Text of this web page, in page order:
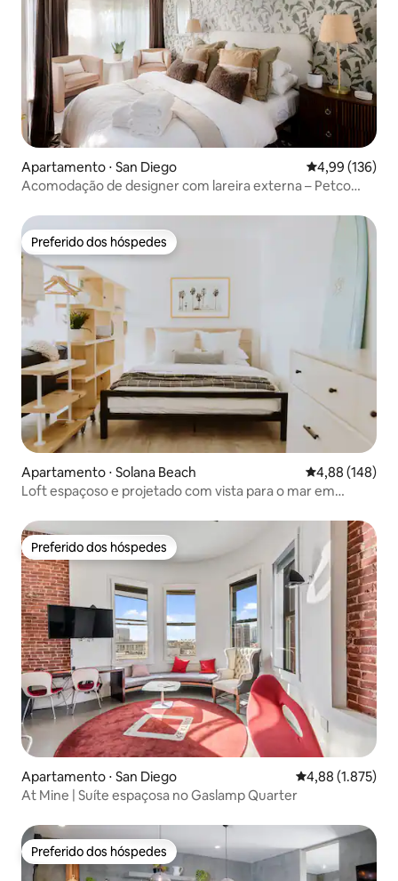
Apartamento ⋅ San Diego 4,99 de uma
4,99 (136)
Acomodação de designer com lareira externa – Petco
Preferido dos hóspedes
Preferido dos hóspedes
Apartamento ⋅ Solana Beach 4,88 de uma
4,88 (148)
Loft espaçoso e projetado com vista para o mar em
Preferido dos hóspedes
Preferido dos hóspedes
Apartamento ⋅ San Diego 4,88 de uma
4,88 (1.875)
At Mine | Suíte espaçosa no Gaslamp Quarter
Preferido dos hóspedes
Preferido dos hóspedes